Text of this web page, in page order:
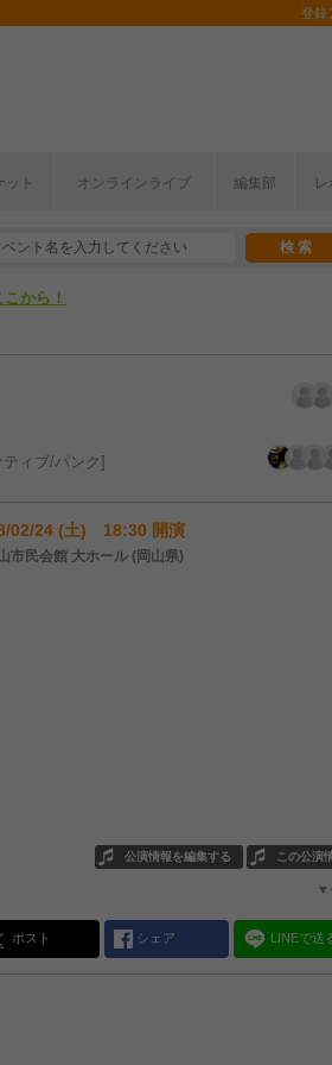
登録
ット オンラインライブ 編集部 レ
半期編発表！
から！
ィブ/パンク
02/24 (土) 18:30 開演
市民会館 大ホール (岡山県)
この公演
公演情報を編集する
▼
ポスト シェア LINEで送